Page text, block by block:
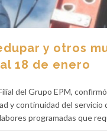
y otros
18 de enero
del Grupo EPM,
y continuidad del servicio
programadas que